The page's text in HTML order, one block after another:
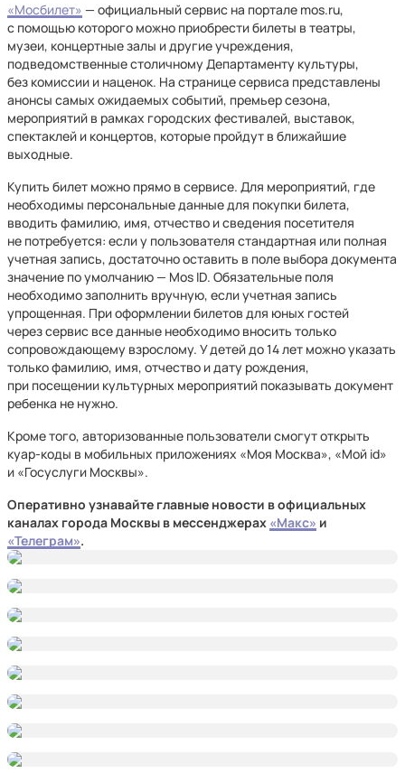
«Мосбилет» — официальный сервис на портале mos.ru,
с помощью которого можно приобрести билеты в театры,
музеи, концертные залы и другие учреждения,
подведомственные столичному Департаменту культуры,
без комиссии и наценок. На странице сервиса представлены
анонсы самых ожидаемых событий, премьер сезона,
мероприятий в рамках городских фестивалей, выставок,
спектаклей и концертов, которые пройдут в ближайшие
выходные.
Купить билет можно прямо в сервисе. Для мероприятий, где
необходимы персональные данные для покупки билета,
вводить фамилию, имя, отчество и сведения посетителя
не потребуется: если у пользователя стандартная или полная
учетная запись, достаточно оставить в поле выбора документа
значение по умолчанию — Mos ID. Обязательные поля
необходимо заполнить вручную, если учетная запись
упрощенная. При оформлении билетов для юных гостей
через сервис все данные необходимо вносить только
сопровождающему взрослому. У детей до 14 лет можно указать
только фамилию, имя, отчество и дату рождения,
при посещении культурных мероприятий показывать документ
ребенка не нужно.
Кроме того, авторизованные пользователи смогут открыть
куар-коды в мобильных приложениях «Моя Москва», «Мой id»
и «Госуслуги Москвы».
Оперативно узнавайте главные новости в официальных
каналах города Москвы в мессенджерах «Макс» и
«Телеграм».